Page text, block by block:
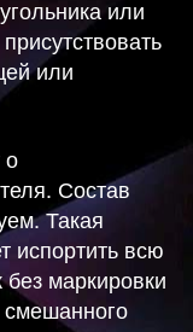
или
или
о
Состав
Такая
испортить всю
маркировки